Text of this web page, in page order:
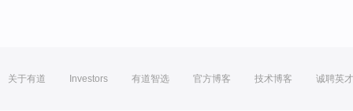
关于有道 Investors 有道智选 官方博客 技术博客 诚聘英才